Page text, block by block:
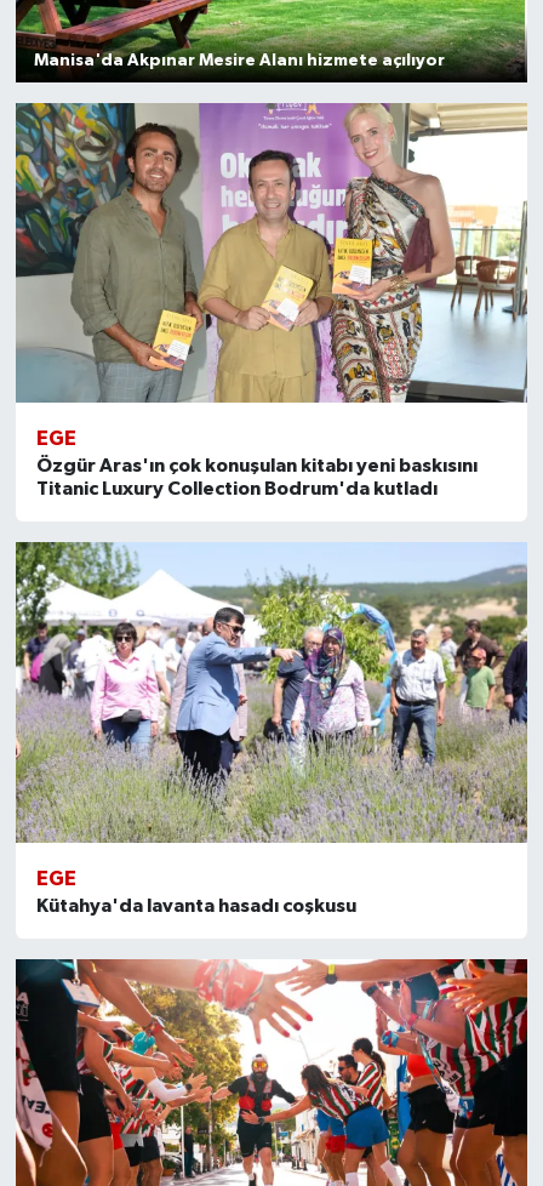
Manisa'da Akpınar Mesire Alanı hizmete açılıyor
EGE
Özgür Aras'ın çok konuşulan kitabı yeni baskısını
Titanic Luxury Collection Bodrum'da kutladı
EGE
Kütahya'da lavanta hasadı coşkusu